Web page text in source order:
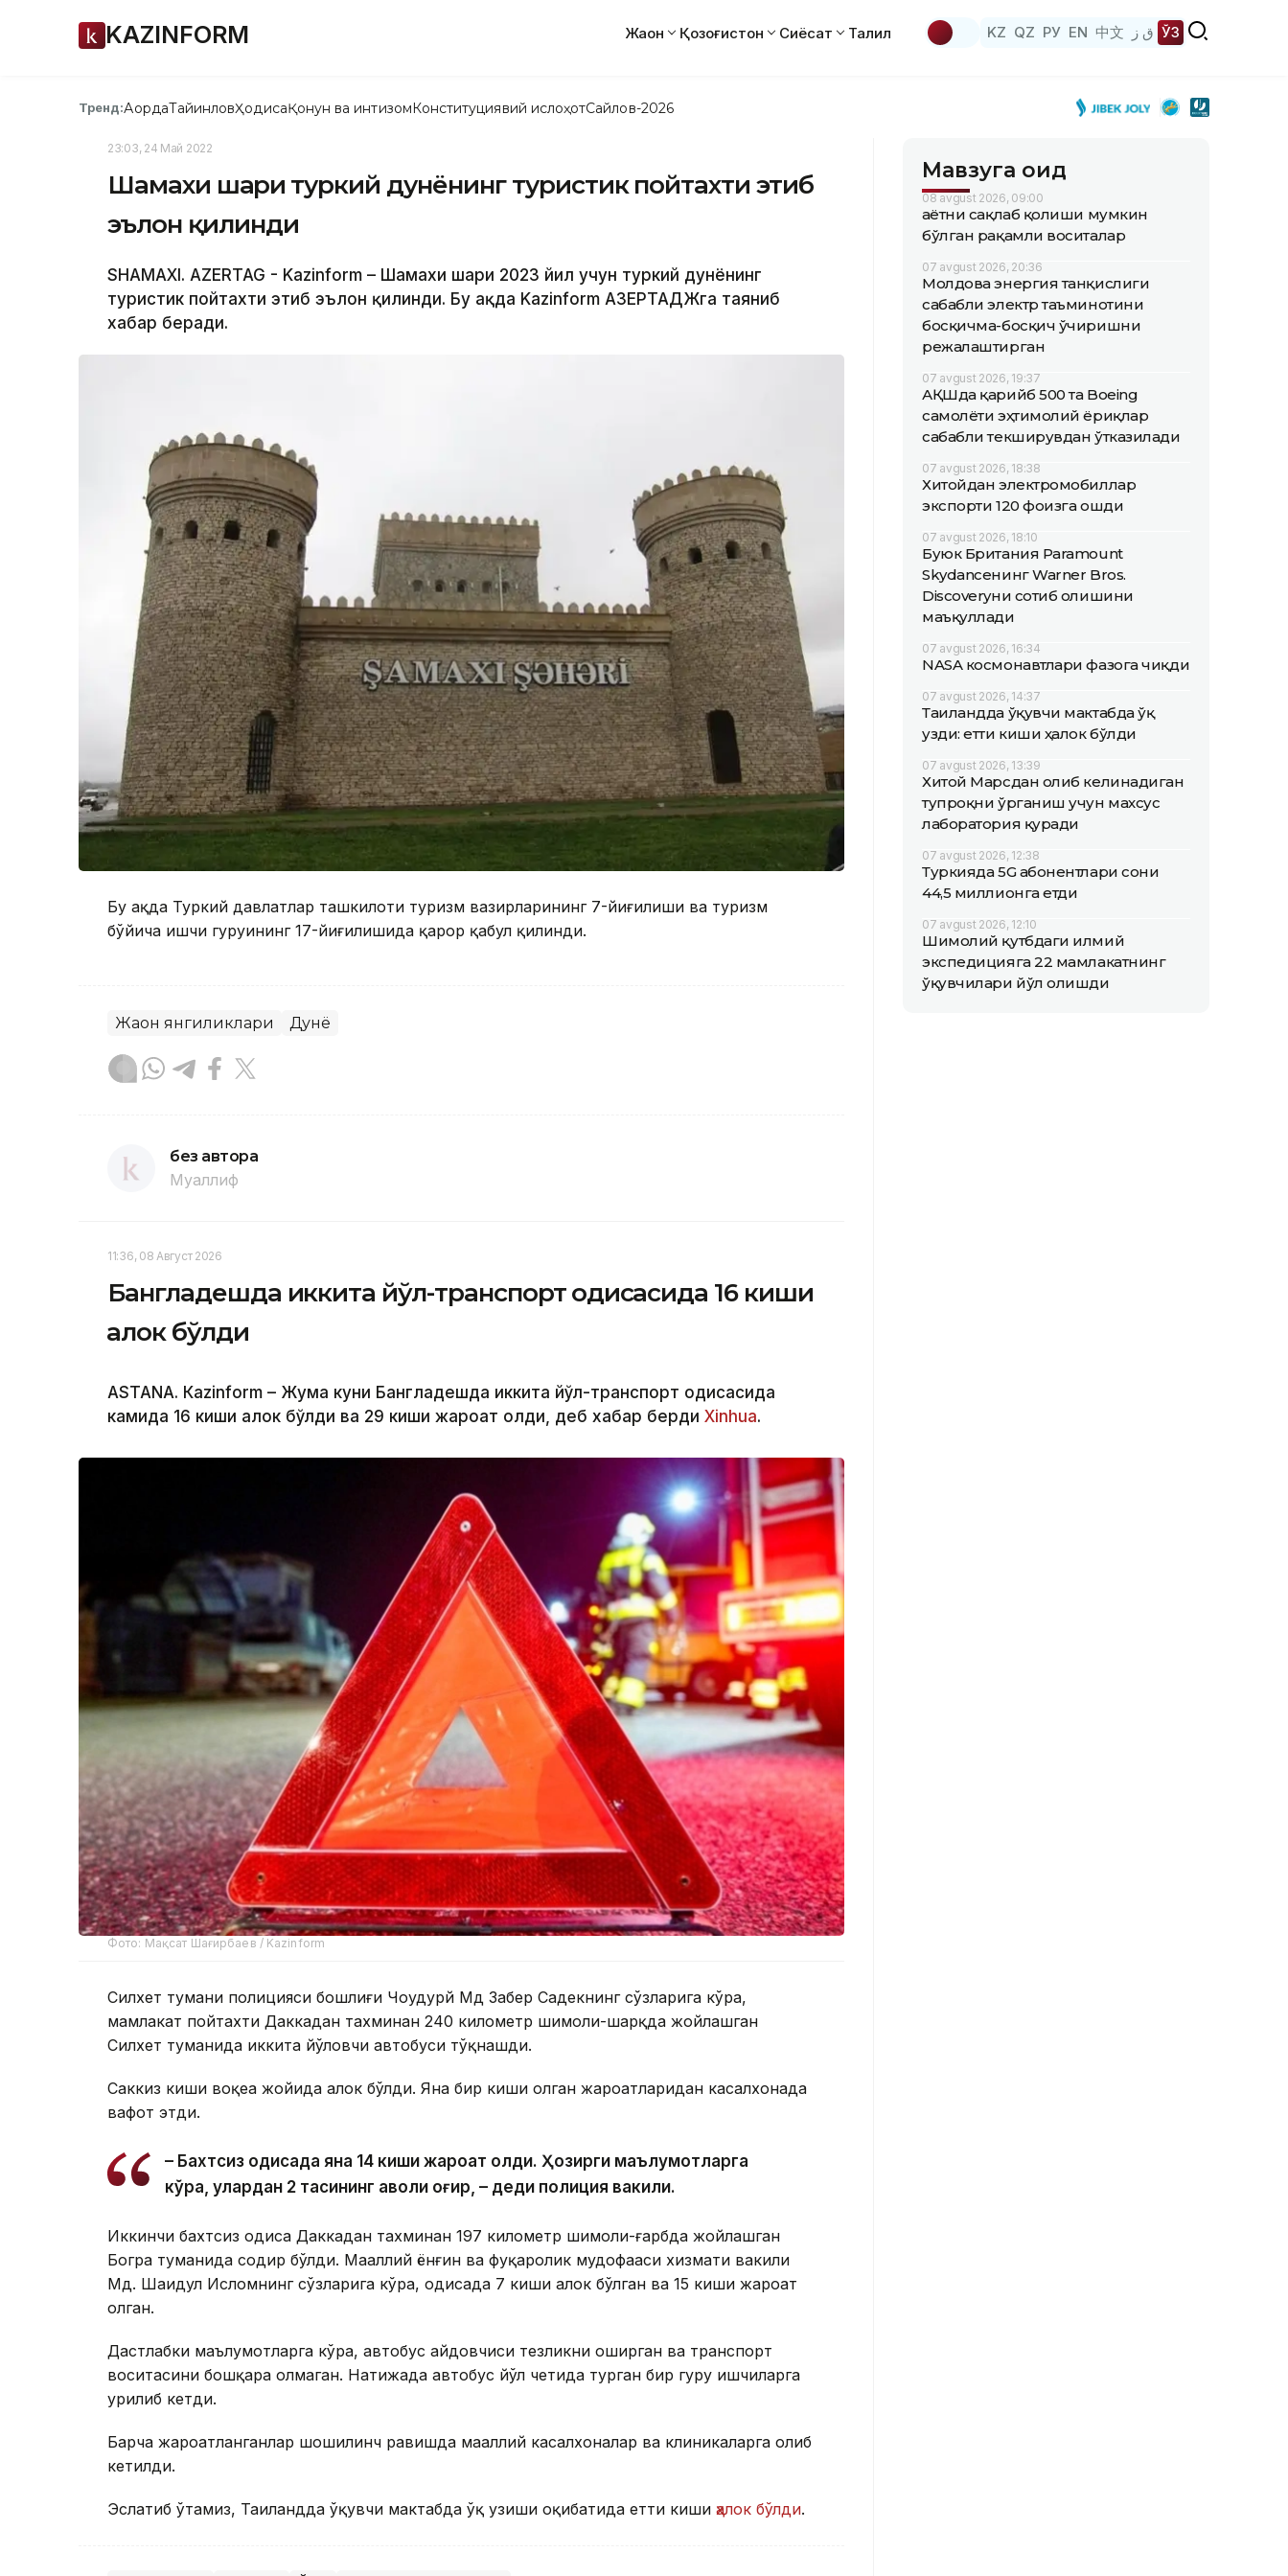
KAZINFORM Жаҳон Қозоғистон Сиёсат Таҳлил KZ QZ РУ EN 中文 ق ز ЎЗ
Тренд:АқордаТайинловҲодисаҚонун ва интизомКонституциявий ислоҳотСайлов-2026
23:03, 24 Май 2022
Шамахи шаҳри туркий дунёнинг туристик пойтахти этиб
эълон қилинди
SHAMAXI. AZERTAG - Kazinform – Шамахи шаҳри 2023 йил учун туркий дунёнинг
туристик пойтахти этиб эълон қилинди. Бу ҳақда Kazinform АЗЕРТАДЖга таяниб
хабар беради.
Бу ҳақда Туркий давлатлар ташкилоти туризм вазирларининг 7-йиғилиши ва туризм
бўйича ишчи гуруҳининг 17-йиғилишида қарор қабул қилинди.
Жаҳон янгиликлари Дунё
без автора
Муаллиф
11:36, 08 Август 2026
Бангладешда иккита йўл-транспорт ҳодисасида 16 киши
ҳалок бўлди
ASTANА. Кazinform – Жума куни Бангладешда иккита йўл-транспорт ҳодисасида
камида 16 киши ҳалок бўлди ва 29 киши жароҳат олди, деб хабар берди Xinhua.
Фото: Мақсат Шағирбаев / Kazinform
Силхет тумани полицияси бошлиғи Чоудҳурй Мд Забер Садекнинг сўзларига кўра,
мамлакат пойтахти Даккадан тахминан 240 километр шимоли-шарқда жойлашган
Силхет туманида иккита йўловчи автобуси тўқнашди.
Саккиз киши воқеа жойида ҳалок бўлди. Яна бир киши олган жароҳатларидан касалхонада
вафот этди.
– Бахтсиз ҳодисада яна 14 киши жароҳат олди. Ҳозирги маълумотларга
кўра, улардан 2 тасининг аҳволи оғир, – деди полиция вакили.
Иккинчи бахтсиз ҳодиса Даккадан тахминан 197 километр шимоли-ғарбда жойлашган
Богра туманида содир бўлди. Маҳаллий ёнғин ва фуқаролик мудофааси хизмати вакили
Мд. Шаҳидул Исломнинг сўзларига кўра, ҳодисада 7 киши ҳалок бўлган ва 15 киши жароҳат
олган.
Дастлабки маълумотларга кўра, автобус ҳайдовчиси тезликни оширган ва транспорт
воситасини бошқара олмаган. Натижада автобус йўл четида турган бир гуруҳ ишчиларга
урилиб кетди.
Барча жароҳатланганлар шошилинч равишда маҳаллий касалхоналар ва клиникаларга олиб
кетилди.
Эслатиб ўтамиз, Таиландда ўқувчи мактабда ўқ узиши оқибатида етти киши ҳалок бўлди.
Мавзуга оид
08 avgust 2026, 09:00
Ҳаётни сақлаб қолиши мумкин
бўлган рақамли воситалар
07 avgust 2026, 20:36
Молдова энергия танқислиги
сабабли электр таъминотини
босқичма-босқич ўчиришни
режалаштирган
07 avgust 2026, 19:37
АҚШда қарийб 500 та Boeing
самолёти эҳтимолий ёриқлар
сабабли текширувдан ўтказилади
07 avgust 2026, 18:38
Хитойдан электромобиллар
экспорти 120 фоизга ошди
07 avgust 2026, 18:10
Буюк Британия Paramount
Skydanceнинг Warner Bros.
Discoveryни сотиб олишини
маъқуллади
07 avgust 2026, 16:34
NASA космонавтлари фазога чиқди
07 avgust 2026, 14:37
Таиландда ўқувчи мактабда ўқ
узди: етти киши ҳалок бўлди
07 avgust 2026, 13:39
Хитой Марсдан олиб келинадиган
тупроқни ўрганиш учун махсус
лаборатория қуради
07 avgust 2026, 12:38
Туркияда 5G абонентлари сони
44,5 миллионга етди
07 avgust 2026, 12:10
Шимолий қутбдаги илмий
экспедицияга 22 мамлакатнинг
ўқувчилари йўл олишди